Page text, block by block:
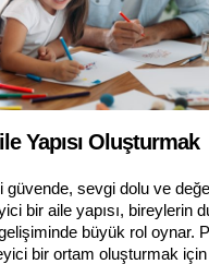
Yapısı Oluşturmak
güvende, sevgi dolu ve
bir aile yapısı, bireylerin
büyük rol oynar.
bir ortam oluşturmak